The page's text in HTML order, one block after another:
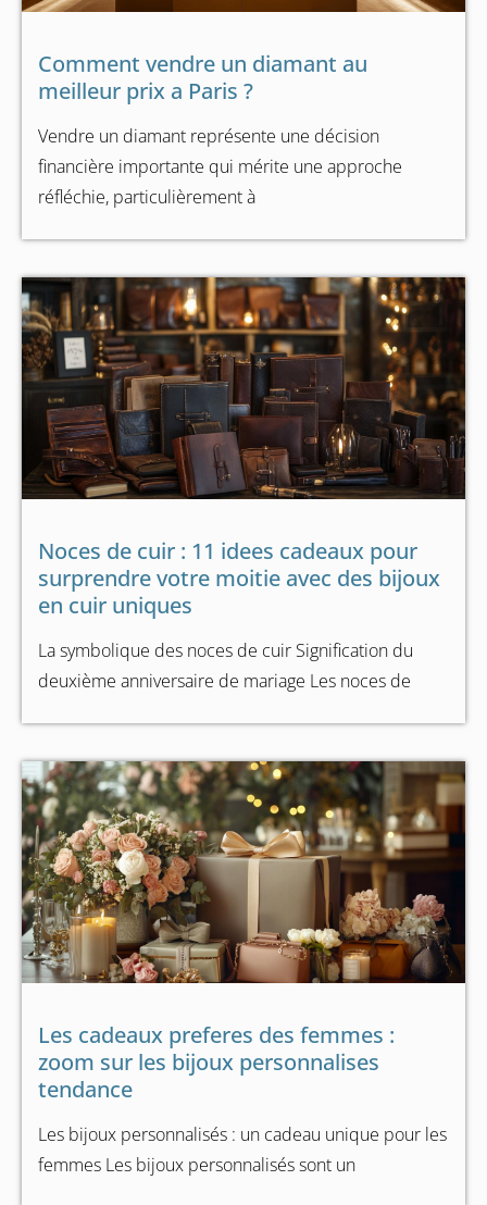
Comment vendre un diamant au
meilleur prix a Paris ?
Vendre un diamant représente une décision
financière importante qui mérite une approche
réfléchie, particulièrement à
Noces de cuir : 11 idees cadeaux pour
surprendre votre moitie avec des bijoux
en cuir uniques
La symbolique des noces de cuir Signification du
deuxième anniversaire de mariage Les noces de
Les cadeaux preferes des femmes :
zoom sur les bijoux personnalises
tendance
Les bijoux personnalisés : un cadeau unique pour les
femmes Les bijoux personnalisés sont un